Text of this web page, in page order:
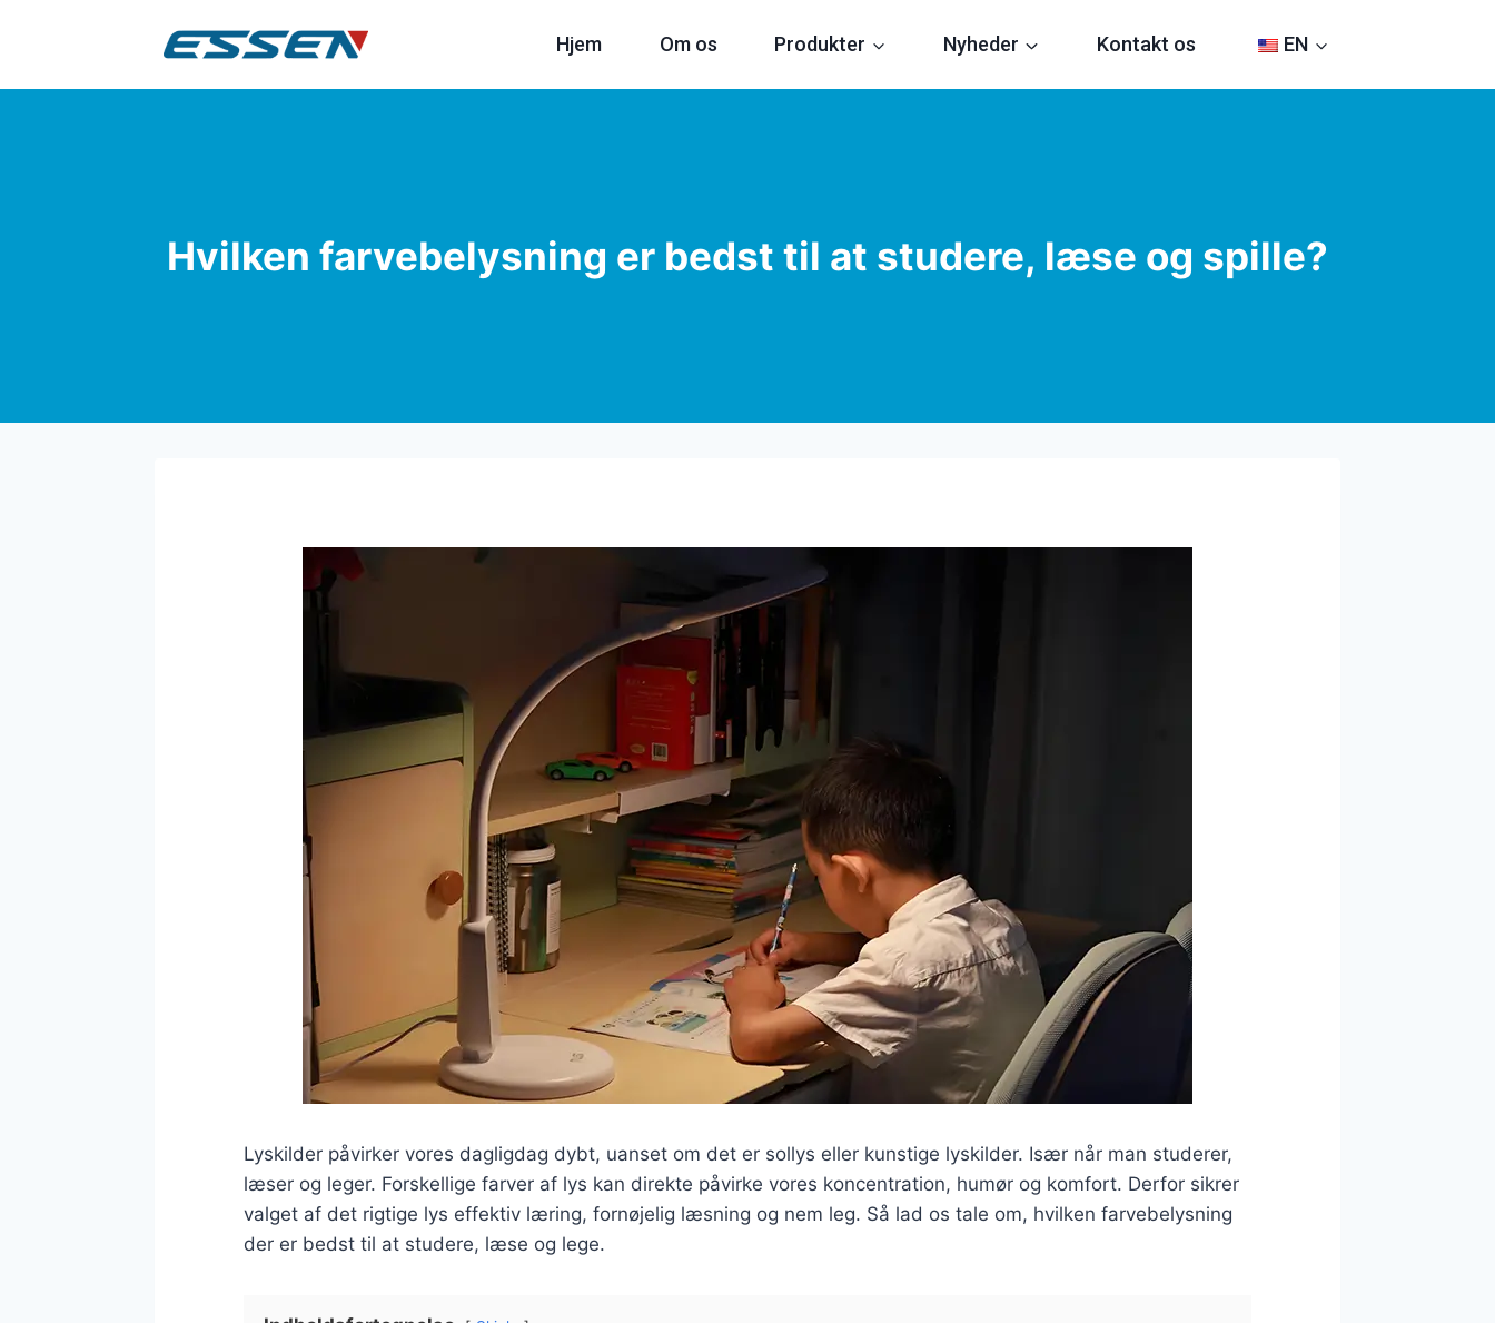
Hjem Om os Produkter Nyheder Kontakt os EN
Hvilken farvebelysning er bedst til at studere, læse og spille?
Lyskilder påvirker vores dagligdag dybt, uanset om det er sollys eller kunstige lyskilder. Især når man studerer,
læser og leger. Forskellige farver af lys kan direkte påvirke vores koncentration, humør og komfort. Derfor sikrer
valget af det rigtige lys effektiv læring, fornøjelig læsning og nem leg. Så lad os tale om, hvilken farvebelysning
der er bedst til at studere, læse og lege.